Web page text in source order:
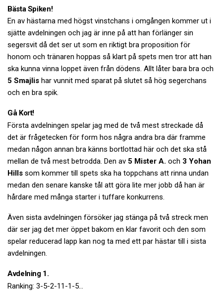
Bästa Spiken!
En av hästarna med högst vinstchans i omgången kommer ut i
sjätte avdelningen och jag är inne på att han förlänger sin
segersvit då det ser ut som en riktigt bra proposition för
honom och tränaren hoppas så klart på spets men tror att han
ska kunna vinna loppet även från dödens. Allt låter bara bra och
5 Smajlis har vunnit med sparat på slutet så hög segerchans
och en bra spik.
Gå Kort!
Första avdelningen spelar jag med de två mest streckade då
det är frågetecken för form hos några andra bra där framme
medan någon annan bra känns bortlottad här och det ska stå
mellan de två mest betrodda. Den av 5 Mister A. och 3 Yohan
Hills som kommer till spets ska ha toppchans att rinna undan
medan den senare kanske tål att göra lite mer jobb då han är
hårdare med många starter i tuffare konkurrens.
Även sista avdelningen försöker jag stänga på två streck men
där ser jag det mer öppet bakom en klar favorit och den som
spelar reducerad lapp kan nog ta med ett par hästar till i sista
avdelningen.
Avdelning 1.
Ranking: 3-5-2-11-1-5…